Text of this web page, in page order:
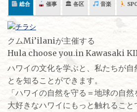
総合 催事 🏛 各区 音楽
クムMi’ilaniが主催する
Hula choose you.in Kawasaki
ハワイの文化を学ぶと、私たちが自
とを知ることができます。
「ハワイの自然を守る＝地球の自然
大好きなハワイにもっと触れること